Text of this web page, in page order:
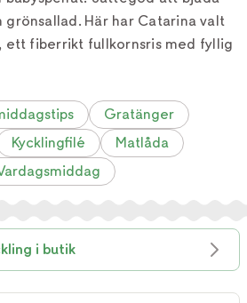
grönsallad. Här har Catarina valt
ett fiberrikt fullkornsris med fyllig
Gratänger
Kycklingfilé
Matlåda
i butik